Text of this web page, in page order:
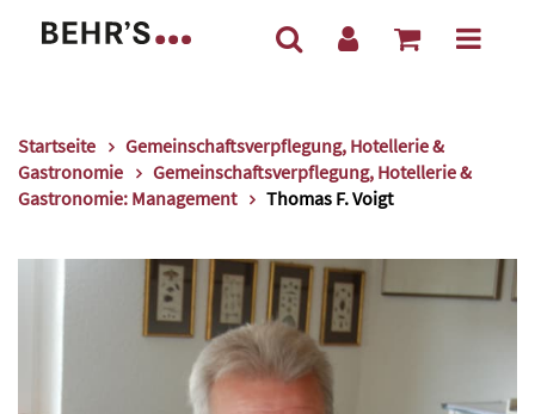
Startseite
Gemeinschaftsverpflegung, Hotellerie &
Gastronomie
Gemeinschaftsverpflegung, Hotellerie &
Gastronomie: Management
Thomas F. Voigt